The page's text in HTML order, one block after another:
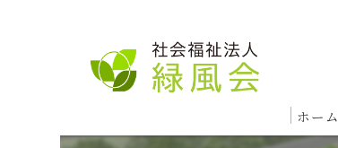
ホーム